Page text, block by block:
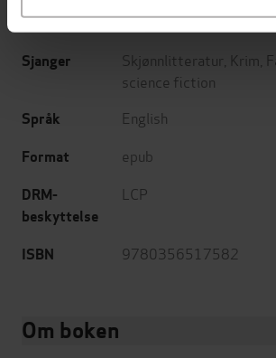
Utgitt 29.03.2022
Sjanger Skjønnlitteratur Krim
science fiction
Språk English
Format epub
DRM-
beskyttelse
LCP
ISBN 9780356517582
Om boken